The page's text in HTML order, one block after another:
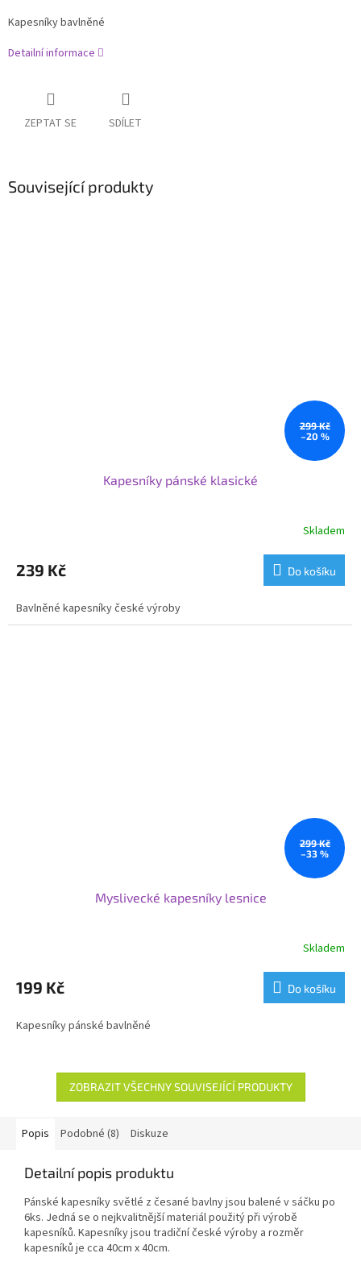
Kapesníky bavlněné
Detailní informace
ZEPTAT SE SDÍLET
Související produkty
299 Kč
–20 %
Kapesníky pánské klasické
Skladem
239 Kč Do košíku
Bavlněné kapesníky české výroby
299 Kč
–33 %
Myslivecké kapesníky lesnice
Skladem
199 Kč Do košíku
Kapesníky pánské bavlněné
ZOBRAZIT VŠECHNY SOUVISEJÍCÍ PRODUKTY
Popis Podobné (8) Diskuze
Detailní popis produktu
Pánské kapesníky světlé z česané bavlny jsou balené v sáčku po
6ks. Jedná se o nejkvalitnější materiál použitý při výrobě
kapesníků. Kapesníky jsou tradiční české výroby a rozměr
kapesníků je cca 40cm x 40cm.